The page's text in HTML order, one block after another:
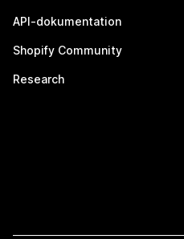
API-dokumentation
Shopify Community
Research